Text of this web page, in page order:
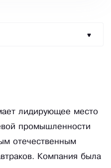
лидирующее место
промышленности
отечественным
Компания была